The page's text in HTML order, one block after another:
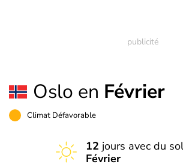
Oslo en Février
Climat Défavorable
12 jours avec du
Février